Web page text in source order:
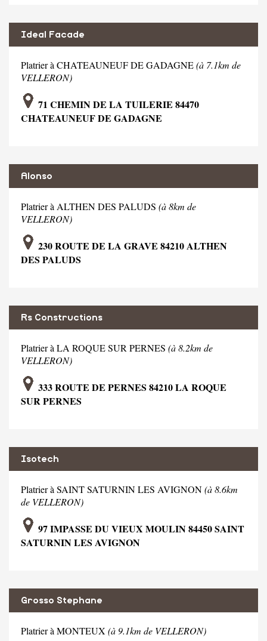
Ideal Facade
Platrier à CHATEAUNEUF DE GADAGNE(à 7.1km de
VELLERON)
71 CHEMIN DE LA TUILERIE 84470
CHATEAUNEUF DE GADAGNE
Alonso
Platrier à ALTHEN DES PALUDS (à 8km de
VELLERON)
230 ROUTE DE LA GRAVE 84210 ALTHEN
DES PALUDS
Rs Constructions
Platrier à LA ROQUE SUR PERNES (à 8.2km de
VELLERON)
333 ROUTE DE PERNES 84210 LA ROQUE
SUR PERNES
Isotech
Platrier à SAINT SATURNIN LES AVIGNON(à 8.6km
de VELLERON)
97 IMPASSE DU VIEUX MOULIN 84450 SAINT
SATURNIN LES AVIGNON
Grosso Stephane
Platrier à MONTEUX (à 9.1km de VELLERON)